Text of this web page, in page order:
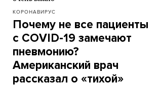
КОРОНАВИРУС
Почему не все пациенты
с COVID-19 замечают
пневмонию?
Американский врач
рассказал о «тихой»